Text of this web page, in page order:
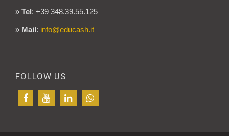
» Tel: +39 348.39.55.125
» Mail: info@educash.it
FOLLOW US